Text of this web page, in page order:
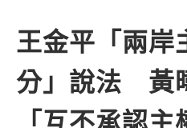
王金平「兩岸
分」說法 黃